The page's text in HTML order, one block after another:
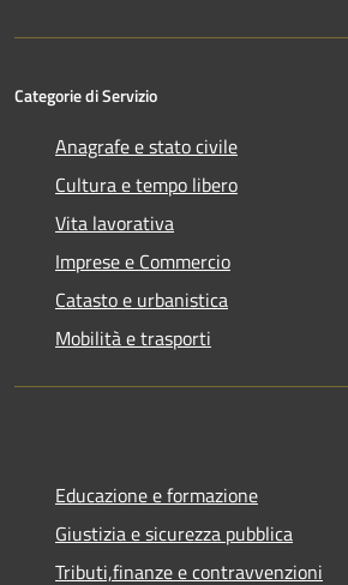
Categorie di Servizio
Anagrafe e stato civile
Cultura e tempo libero
Vita lavorativa
Imprese e Commercio
Catasto e urbanistica
Mobilità e trasporti
Educazione e formazione
Giustizia e sicurezza pubblica
Tributi,finanze e contravvenzioni